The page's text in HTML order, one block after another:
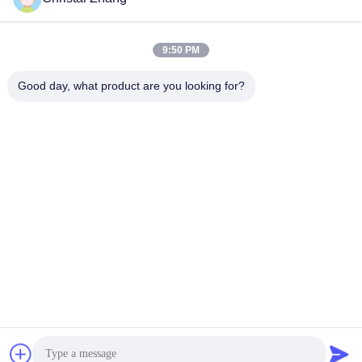
9:50 PM
Good day, what product are you looking for?